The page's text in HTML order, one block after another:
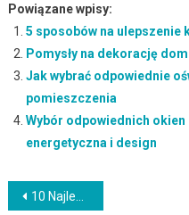
Powiązane wpisy:
5 sposobów na ulepszenie
Pomysły na dekorację
Jak wybrać odpowiednie
pomieszczenia
Wybór odpowiednich
energetyczna i design
Nawigacja
10 Najlepsze pomysły na meble do pokoju dziecięcego